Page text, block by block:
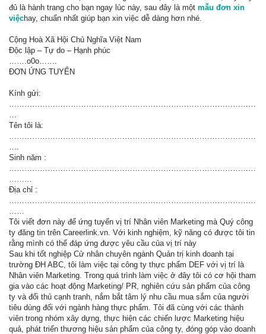
đủ là hành trang cho bạn ngay lúc này, sau đây là một mẫu đơn xin
việchay, chuẩn nhất giúp bạn xin việc dễ dàng hơn nhé.
Cộng Hoà Xã Hội Chủ Nghĩa Việt Nam
Độc lập – Tự do – Hạnh phúc
…….o0o…….
ĐƠN ỨNG TUYỂN
Kính gửi:
……………………………………………………………………………………
…
Tên tôi là:
……………………………………………………………………………………
….
Sinh năm :
……………………………………………………………………………………
………
Địa chỉ :
……………………………………………………………………………………
……
Tôi viết đơn này để ứng tuyển vị trí Nhân viên Marketing mà Quý công
ty đăng tin trên Careerlink.vn. Với kinh nghiệm, kỹ năng có được tôi tin
rằng mình có thể đáp ứng được yêu cầu của vị trí này
Sau khi tốt nghiệp Cử nhân chuyên ngành Quản trị kinh doanh tại
trường ĐH ABC, tôi làm việc tại công ty thực phẩm DEF với vị trí là
Nhân viên Marketing. Trong quá trình làm việc ở đây tôi có cơ hội tham
gia vào các hoạt động Marketing/ PR, nghiên cứu sản phẩm của công
ty và đối thủ cạnh tranh, nắm bắt tâm lý nhu cầu mua sắm của người
tiêu dùng đối với ngành hàng thực phẩm. Tôi đã cùng với các thành
viên trong nhóm xây dựng, thực hiện các chiến lược Marketing hiệu
quả, phát triển thương hiệu sản phẩm của công ty, đóng góp vào doanh